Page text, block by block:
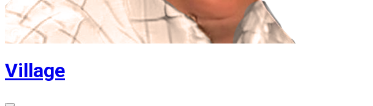
Village